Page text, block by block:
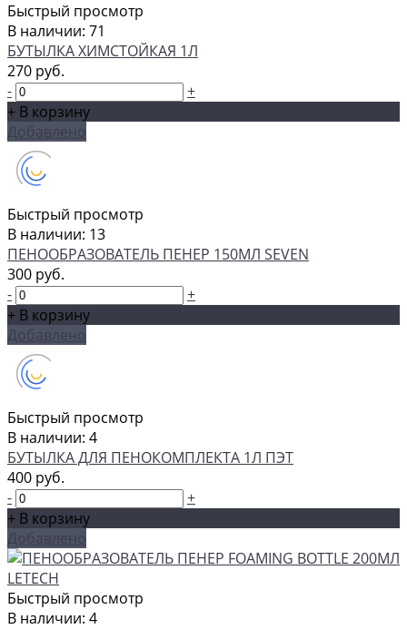
Быстрый просмотр
В наличии: 71
БУТЫЛКА ХИМСТОЙКАЯ 1Л
270 руб.
-
+
+ В корзину
Добавлено
Быстрый просмотр
В наличии: 13
ПЕНООБРАЗОВАТЕЛЬ ПЕНЕР 150МЛ SEVEN
300 руб.
-
+
+ В корзину
Добавлено
Быстрый просмотр
В наличии: 4
БУТЫЛКА ДЛЯ ПЕНОКОМПЛЕКТА 1Л ПЭТ
400 руб.
-
+
+ В корзину
Добавлено
Быстрый просмотр
В наличии: 4